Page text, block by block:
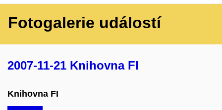
Fotogalerie událostí
2007-11-21 Knihovna FI
Knihovna FI